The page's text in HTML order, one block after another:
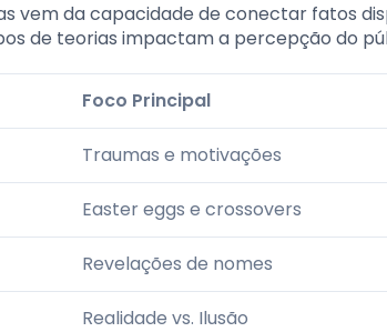
vem da capacidade de conectar fatos
de teorias impactam a percepção do
Foco Principal
Traumas e motivações
Easter eggs e crossovers
Revelações de nomes
Realidade vs. Ilusão